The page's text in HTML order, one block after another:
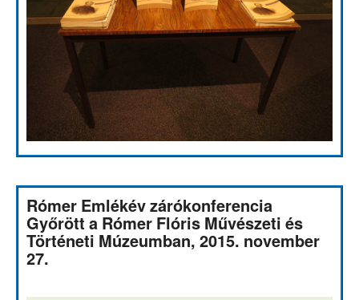
Rómer Emlékév zárókonferencia
Győrött a Rómer Flóris Művészeti és
Történeti Múzeumban, 2015. november
27.